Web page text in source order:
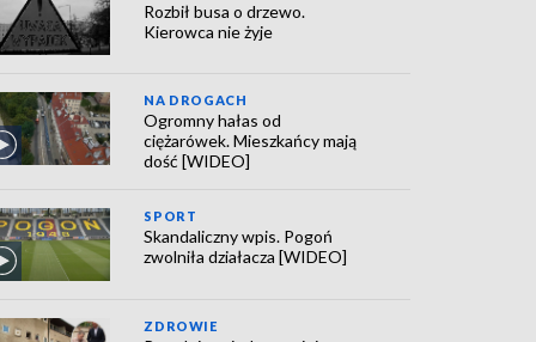
Rozbił busa o drzewo.
Kierowca nie żyje
NA DROGACH
Ogromny hałas od
ciężarówek. Mieszkańcy mają
dość [WIDEO]
SPORT
Skandaliczny wpis. Pogoń
zwolniła działacza [WIDEO]
ZDROWIE